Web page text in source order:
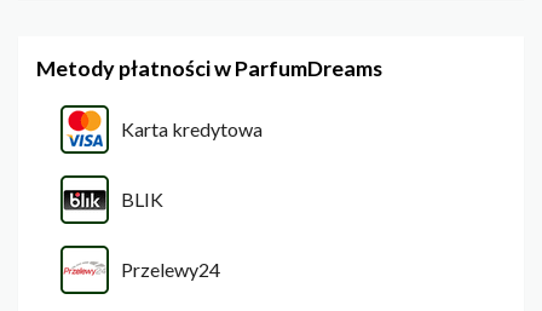
Metody płatności w ParfumDreams
Karta kredytowa
BLIK
Przelewy24